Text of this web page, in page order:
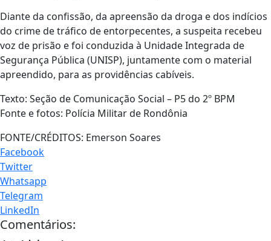
Diante da confissão, da apreensão da droga e dos indícios
do crime de tráfico de entorpecentes, a suspeita recebeu
voz de prisão e foi conduzida à Unidade Integrada de
Segurança Pública (UNISP), juntamente com o material
apreendido, para as providências cabíveis.
Texto: Seção de Comunicação Social – P5 do 2º BPM
Fonte e fotos: Polícia Militar de Rondônia
FONTE/CRÉDITOS: Emerson Soares
Facebook
Twitter
Whatsapp
Telegram
LinkedIn
Comentários: